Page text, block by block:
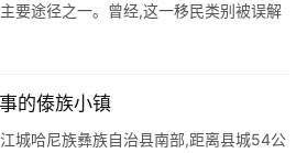
要途径之一。曾经,这一移民类别被误解
的傣族小镇
城哈尼族彝族自治县南部,距离县城54公